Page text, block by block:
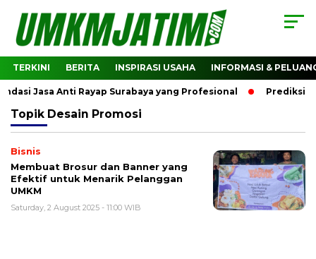
TERKINI BERITA INSPIRASI USAHA INFORMASI &
Jasa Anti Rayap Surabaya yang Profesional Prediksi
Topik Desain Promosi
Bisnis
Membuat Brosur dan Banner yang
Efektif untuk Menarik Pelanggan
UMKM
Saturday, 2 August 2025 - 11:00 WIB